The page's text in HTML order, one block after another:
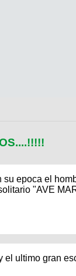
su epoca el
"AVE
el ultimo gran